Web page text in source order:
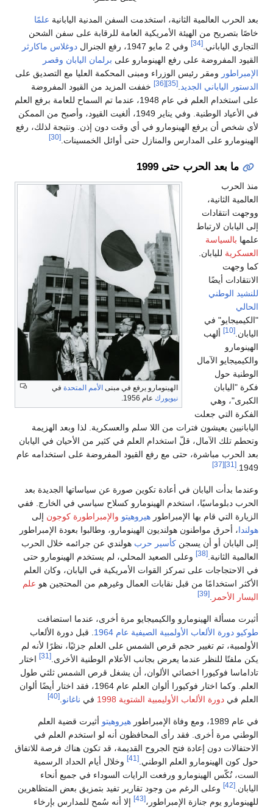
بعد الحرب العالمية الثانية، استخدمت السفن المدنية اليابانية علمًا
خاصًا بتصريح من الهيئة الأمريكية العامة للرقابة على سفن الشحن
التجاري الياباني. [34] وفي 2 مايو 1947، رفع الجنرال
دوغلاس ماكارثر
القيود المفروضة على رفع الهينومارو على برلمان اليابان وقصر
الإمبراطور ومقر رئيس الوزراء ومبنى المحكمة العليا مع التصديق على
الدستور الياباني الجديد [35]
[36]
خففت المزيد من القيود المفروضة
على استخدام العلم في عام 1948، عندما تم السماح للعامة برفع العلم
في الأعياد الوطنية. وفي يناير 1949، ألغيت القيود، وأصبح من الممكن
لأي شخص أن يرفع الهينومارو في أي وقت دون إذن. ونتيجة لذلك، رفع
الهينومارو على المدارس والمنازل حتى أوائل الخمسينات. [30]
ما بعد الحرب حتى 1999
الهينومارو يرفع في مبنى الأمم المتحدة في
نيويورك عام 1956.
منذ الحرب
العالمية الثانية،
ووجهت انتقادات
إلى اليابان لارتباط
علمها بالسياسة
العسكرية لليابان.
كما وجهت
الانتقادات أيضًا
للنشيد الوطني
الحالي
"الكيميجايو" في
اليابان. [10]
ألهب
الهينومارو
والكيميجايو الآمال
الوطنية حول
فكرة "اليابان
الكبرى"، وهي
الفكرة التي جعلت
اليابانيين يعيشون فترات من اللا سلم والعسكرية. لذا وبعد الهزيمة
وتحطم تلك الآمال، قلّ استخدام العلم في كثير من الأحيان في اليابان
بعد الحرب مباشرة، حتى مع رفع القيود المفروضة على استخدامه عام
1949.
[31]
[37]
وعندما بدأت اليابان في أعادة تكوين صورة عن سياساتها الجديدة بعد
الحرب دبلوماسيًا، استخدم الهينومارو كسلاح سياسي في الخارج. ففي
الزيارة التي قام بها الإمبراطور هيروهيتو والإمبراطورة كوجون إلى
هولندا، أحرق مواطنون هولنديون الهينومارو، وطالبوا بعودة الإمبراطور
إلى اليابان أو أن يسجن كأسير حرب هولندي عن جرائمه خلال الحرب
العالمية الثانية. [38]
وعلى الصعيد المحلي، لم يستخدم الهينومارو حتى
في الاحتجاجات على تمركز القوات الأمريكية في اليابان، وكان العلم
الأكثر استخدامًا من قبل نقابات العمال وغيرهم من المحتجين هو علم
اليسار الأحمر
[39]
أثيرت مسألة الهينومارو والكيميجايو مرة أخرى، عندما استضافت
طوكيو دورة الألعاب الأولمبية الصيفية عام 1964
. قبل دورة الألعاب
الأولمبية، تم تغيير حجم قرص الشمس على العلم جزئيًا، نظرًا لأنه لم
يكن ملفتًا للنظر عندما يعرض بجانب الأعلام الوطنية الأخرى. [31]
اختار
تاداماسا فوكيورا اخصائي الألوان، أن يشغل قرص الشمس ثلثي طول
العلم. وكما اختار فوكيورا ألوان العلم عام 1964، فقد اختار أيضًا ألوان
العلم في دورة الألعاب الأوليمبية الشتوية 1998 في ناغانو [40]
في عام 1989، ومع وفاة الإمبراطور هيروهيتو أثيرت قضية العلم
الوطني مرة أخرى. فقد رأى المحافظون أنه لو استخدم العلم في
الاحتفالات دون إعادة فتح الجروح القديمة، قد تكون هناك فرصة للاتفاق
حول كون الهينومارو العلم الوطني. [41]
وخلال أيام الحداد الرسمية
الست، نُكّس الهينومارو ورفعت الرايات السوداء في جميع أنحاء
اليابان. [42]
وعلى الرغم من وجود تقارير تفيد بتمزيق بعض المتظاهرين
للهينومارو يوم جنازة الإمبراطور،[43]
إلا أنه سُمح للمدارس بإرخاء